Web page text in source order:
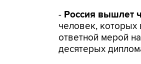
- Россия вышлет
человек,
ответной мерой
десятерых